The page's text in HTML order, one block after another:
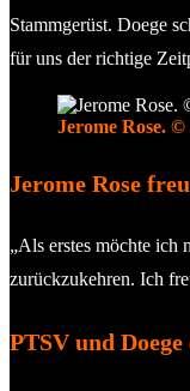
Stammgerüst. Doege
für uns der richtige
Jerome Rose.
Jerome Rose
„Als erstes möchte ich
zurückzukehren. Ich
PTSV und